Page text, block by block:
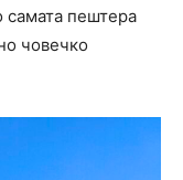
пештера
човечко